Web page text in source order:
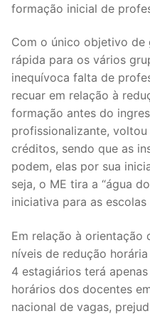
Legislação
Sectores
PRÉ-ESCOLAR
1º CICLO
2º/3º CEB /
ENSINO ARTÍSTICO
EDUCAÇÃO
PARTICULAR / IPSS /
ENSINO SUPERIOR
PROFESSORES
formação inicial de
Com o único objetivo de
rápida para os vários
inequívoca falta de
recuar em relação à
formação antes do
profissionalizante,
créditos, sendo que as
podem, elas por sua
seja, o ME tira a “água
iniciativa para as
Em relação à orientação
níveis de redução
4 estagiários terá
horários dos docentes
nacional de vagas,